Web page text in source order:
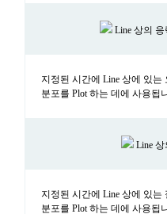
Line 상의 응
지정된 시간에 Line 상에 있
분포를 Plot 하는 데에 사용됩
Line 상
지정된 시간에 Line 상에 있
분포를 Plot 하는 데에 사용됩